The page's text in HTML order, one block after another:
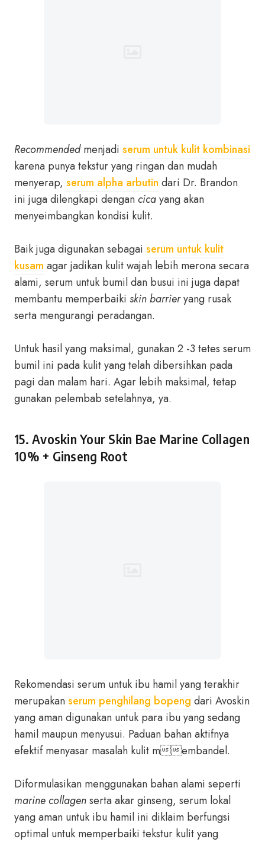
Recommendedmenjadi serum untuk kulit kombinasi
karena punya tekstur yang ringan dan mudah
menyerap, serum alpha arbutin dari Dr. Brandon
ini juga dilengkapi dengancicayang akan
menyeimbangkan kondisi kulit.
Baik juga digunakan sebagai serum untuk kulit
kusam agar jadikan kulit wajah lebih merona secara
alami, serum untuk bumil dan busui ini juga dapat
membantu memperbaiki skin barrieryang rusak
serta mengurangi peradangan.
Untuk hasil yang maksimal, gunakan 2 -3 tetes serum
bumil ini pada kulit yang telah dibersihkan pada
pagi dan malam hari. Agar lebih maksimal, tetap
gunakan pelembab setelahnya, ya.
15.Avoskin Your Skin Bae Marine Collagen
10% + Ginseng Root
Rekomendasi serum untuk ibu hamil yang terakhir
merupakanserum penghilang bopeng dari Avoskin
yang aman digunakan untuk para ibu yang sedang
hamil maupun menyusui. Paduan bahan aktifnya
efektif menyasar masalah kulit membandel.
Diformulasikan menggunakan bahan alami seperti
marine collagenserta akar ginseng, serum lokal
yang aman untuk ibu hamil ini diklaim berfungsi
optimal untuk memperbaiki tekstur kulit yang